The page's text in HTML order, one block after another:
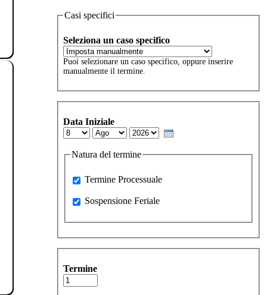
Casi specifici
Seleziona un caso specifico
Puoi selezionare un caso specifico, oppure inserire
manualmente il termine.
Data Iniziale
Day
Month Year
Natura del termine
Processuale
Termine Processuale
Sospensione Feriale
Sospensione Feriale
Termine